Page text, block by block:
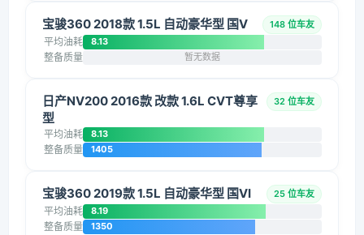
宝骏360 2018款 1.5L 自动豪华型 国V 148 位车友
平均油耗 8.13
整备质量 暂无数据
日产NV200 2016款 改款 1.6L CVT尊享
型
32 位车友
平均油耗 8.13
整备质量 1405
宝骏360 2019款 1.5L 自动豪华型 国VI 25 位车友
平均油耗 8.19
整备质量 1350